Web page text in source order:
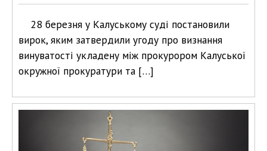
28 березня у Калуському суді постановили
вирок, яким затвердили угоду про визнання
винуватості укладену між прокурором Калуської
окружної прокуратури та […]